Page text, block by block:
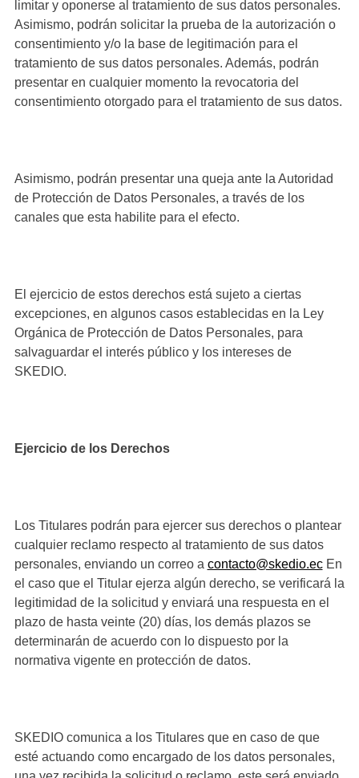
limitar y oponerse al tratamiento de sus datos personales.
Asimismo, podrán solicitar la prueba de la autorización o
consentimiento y/o la base de legitimación para el
tratamiento de sus datos personales. Además, podrán
presentar en cualquier momento la revocatoria del
consentimiento otorgado para el tratamiento de sus datos.
Asimismo, podrán presentar una queja ante la Autoridad
de Protección de Datos Personales, a través de los
canales que esta habilite para el efecto.
El ejercicio de estos derechos está sujeto a ciertas
excepciones, en algunos casos establecidas en la Ley
Orgánica de Protección de Datos Personales, para
salvaguardar el interés público y los intereses de
SKEDIO.
Ejercicio de los Derechos
Los Titulares podrán para ejercer sus derechos o plantear
cualquier reclamo respecto al tratamiento de sus datos
personales, enviando un correo a contacto@skedio.ecEn
el caso que el Titular ejerza algún derecho, se verificará la
legitimidad de la solicitud y enviará una respuesta en el
plazo de hasta veinte (20) días, los demás plazos se
determinarán de acuerdo con lo dispuesto por la
normativa vigente en protección de datos.
SKEDIO comunica a los Titulares que en caso de que
esté actuando como encargado de los datos personales,